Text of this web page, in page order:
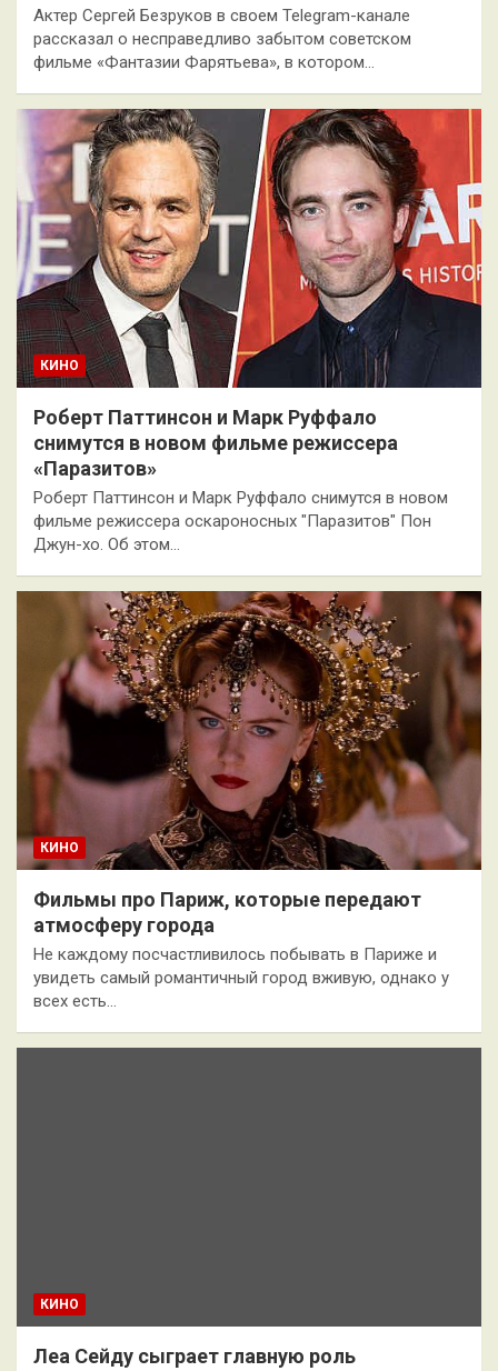
Актер Сергей Безруков в своем Telegram-канале
рассказал о несправедливо забытом советском
фильме «Фантазии Фарятьева», в котором…
КИНО
Роберт Паттинсон и Марк Руффало
снимутся в новом фильме режиссера
«Паразитов»
Роберт Паттинсон и Марк Руффало снимутся в новом
фильме режиссера оскароносных "Паразитов" Пон
Джун-хо. Об этом…
КИНО
Фильмы про Париж, которые передают
атмосферу города
Не каждому посчастливилось побывать в Париже и
увидеть самый романтичный город вживую, однако у
всех есть…
КИНО
Леа Сейду сыграет главную роль